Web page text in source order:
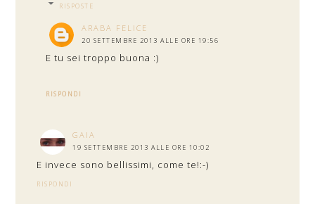
RISPOSTE
ARABA FELICE
20 SETTEMBRE 2013 ALLE ORE 19:56
E tu sei troppo buona :)
RISPONDI
GAIA
19 SETTEMBRE 2013 ALLE ORE 10:02
E invece sono bellissimi, come te!:-)
RISPONDI